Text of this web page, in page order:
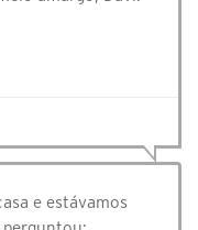
e estávamos